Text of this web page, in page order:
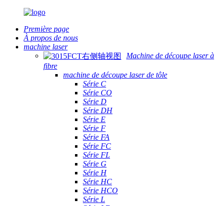
Première page
À propos de nous
machine laser
Machine de découpe laser à
fibre
machine de découpe laser de tôle
Série C
Série CO
Série D
Série DH
Série E
Série F
Série FA
Série FC
Série FL
Série G
Série H
Série HC
Série HCO
Série L